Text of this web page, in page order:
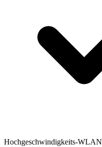
Hochgeschwindigkeits-WLAN